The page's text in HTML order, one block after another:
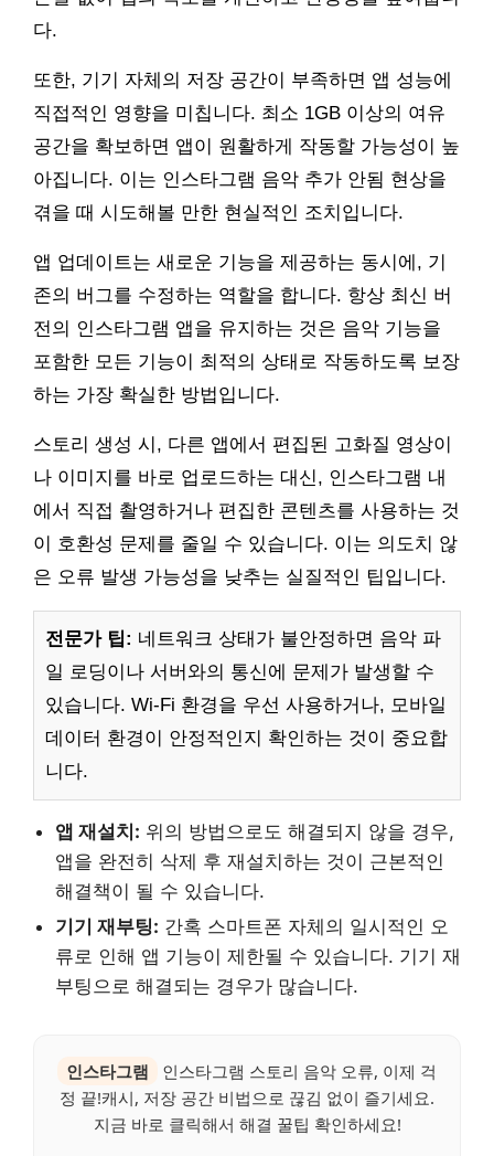
다.
또한, 기기 자체의 저장 공간이 부족하면 앱 성능에
직접적인 영향을 미칩니다. 최소 1GB 이상의 여유
공간을 확보하면 앱이 원활하게 작동할 가능성이 높
아집니다. 이는 인스타그램 음악 추가 안됨 현상을
겪을 때 시도해볼 만한 현실적인 조치입니다.
앱 업데이트는 새로운 기능을 제공하는 동시에, 기
존의 버그를 수정하는 역할을 합니다. 항상 최신 버
전의 인스타그램 앱을 유지하는 것은 음악 기능을
포함한 모든 기능이 최적의 상태로 작동하도록 보장
하는 가장 확실한 방법입니다.
스토리 생성 시, 다른 앱에서 편집된 고화질 영상이
나 이미지를 바로 업로드하는 대신, 인스타그램 내
에서 직접 촬영하거나 편집한 콘텐츠를 사용하는 것
이 호환성 문제를 줄일 수 있습니다. 이는 의도치 않
은 오류 발생 가능성을 낮추는 실질적인 팁입니다.
전문가 팁: 네트워크 상태가 불안정하면 음악 파
일 로딩이나 서버와의 통신에 문제가 발생할 수
있습니다. Wi-Fi 환경을 우선 사용하거나, 모바일
데이터 환경이 안정적인지 확인하는 것이 중요합
니다.
앱 재설치: 위의 방법으로도 해결되지 않을 경우,
앱을 완전히 삭제 후 재설치하는 것이 근본적인
해결책이 될 수 있습니다.
기기 재부팅: 간혹 스마트폰 자체의 일시적인 오
류로 인해 앱 기능이 제한될 수 있습니다. 기기 재
부팅으로 해결되는 경우가 많습니다.
인스타그램
인스타그램 스토리 음악 오류, 이제 걱
정 끝!캐시, 저장 공간 비법으로 끊김 없이 즐기세요.
지금 바로 클릭해서 해결 꿀팁 확인하세요!